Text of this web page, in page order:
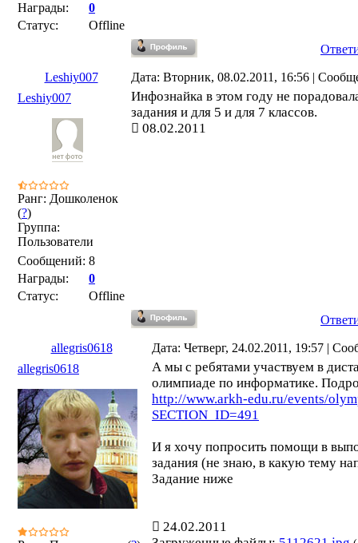
Награды:
0
Статус:
Offline
Leshiy007
Дата: Вторник, 08.02.2011, 16:56 |
Leshiy007
Ранг: Дошколенок
(?)
Группа:
Пользователи
Сообщений: 8
Награды:
0
Статус:
Offline
Инфознайка в этом году не
задания и для 5 и для 7 классов.
08.02.2011
allegris0618
Дата: Четверг, 24.02.2011, 19:57 |
allegris0618
А мы с ребятами участвуем в
олимпиаде по информатике.
http://www.arkh-edu.ru/events/
SECTION_ID=491
И я хочу попросить помощи в
задания (не знаю, в какую тему
Задание ниже
24.02.2011